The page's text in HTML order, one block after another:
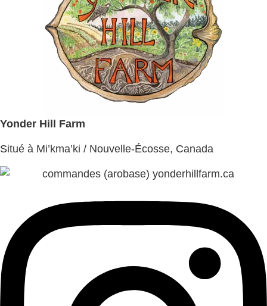
Yonder Hill Farm
Situé à Mi’kma’ki / Nouvelle-Écosse, Canada